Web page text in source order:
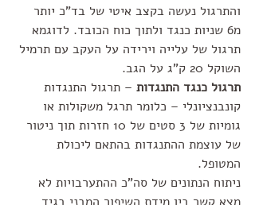
והתרגול נעשה בקצב איטי של בד"כ יותר
מ6 שניות כנגד ולתוך כוח הכובד. לדוגמא
תרגול של עלייה וירידה על העקב עם תרמיל
השוקל 20 ק"ג על הגב.
תרגול כנגד התנגדות – תרגול התנגדות
קונבנציונלי – כלומר תרגל משקולות או
גומיות של 3 סטים של 10 חזרות תוך ניטור
של עוצמת ההתנגדות בהתאם ליכולת
המטופל.
ניתוח הנתונים של סה"כ ההתערבויות לא